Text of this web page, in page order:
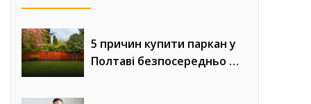
5 причин купити паркан у
Полтаві безпосередньо у